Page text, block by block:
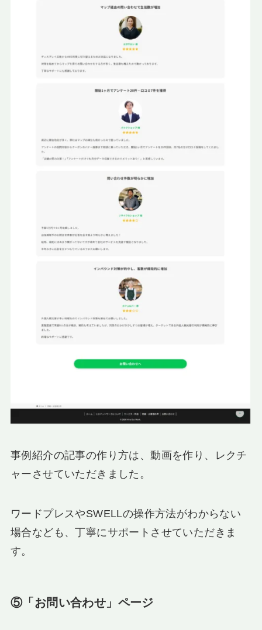
事例紹介の記事の作り方は、動画を作り、レクチ
ャーさせていただきました。
ワードプレスやSWELLの操作方法がわからない
場合なども、丁寧にサポートさせていただきま
す。
⑤「お問い合わせ」ページ